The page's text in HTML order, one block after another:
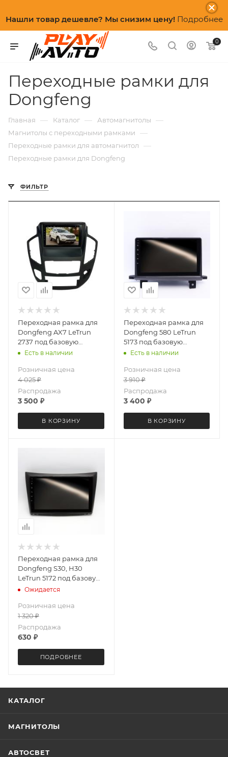
Нашли товар дешевле? Мы снизим цену! Подробнее
0
Переходные рамки для
Dongfeng
Главная — Каталог — Автомагнитолы —
Магнитолы с переходными рамками —
Переходные рамки для автомагнитол —
Переходные рамки для Dongfeng
ФИЛЬТР
Переходная рамка для
Dongfeng AX7 LeTrun
2737 под базовую
магнитолу 9 дюймов
Есть в наличии
Розничная цена
4 025₽
Распродажа
3 500 ₽
В КОРЗИНУ
Переходная рамка для
Dongfeng 580 LeTrun
5173 под базовую
магнитолу 9 дюймов
Есть в наличии
Розничная цена
3 910₽
Распродажа
3 400 ₽
В КОРЗИНУ
Переходная рамка для
Dongfeng S30, H30
LeTrun 5172 под базовую
магнитолу 9 дюймов
Ожидается
Розничная цена
1 320₽
Распродажа
630 ₽
ПОДРОБНЕЕ
КАТАЛОГ
МАГНИТОЛЫ
АВТОСВЕТ